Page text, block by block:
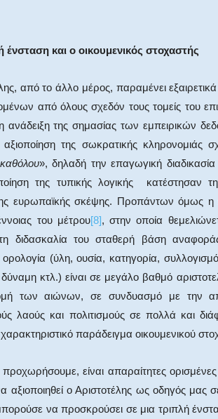
ένσταση και ο οικουμενικός στοχαστής
από το άλλο μέρος, παραμένει
από όλους σχεδόν τους τομείς του
η ανάδειξη της σημασίας των εμπειρικών
της σωκρατικής κληρονομιάς
», δηλαδή την επαγωγική
της τυπικής λογικής κατέστησαν
ευρωπαϊκής σκέψης. Προπάντων όμως η
του μέτρου[8], στην οποία
διδασκαλία του σταθερή βάση
ορολογία (ύλη, ουσία, κατηγορία,
δύναμη κτλ.) είναι σε μεγάλο βαθμό
των αιώνων, σε συνδυασμό με την
λαούς και πολιτισμούς σε πολλά και
παράδειγμα οικουμενικού
είναι απαραίτητες
αξιοποιηθεί ο Αριστοτέλης ως οδηγός μας
να προσκρούσει σε μια τριπλή